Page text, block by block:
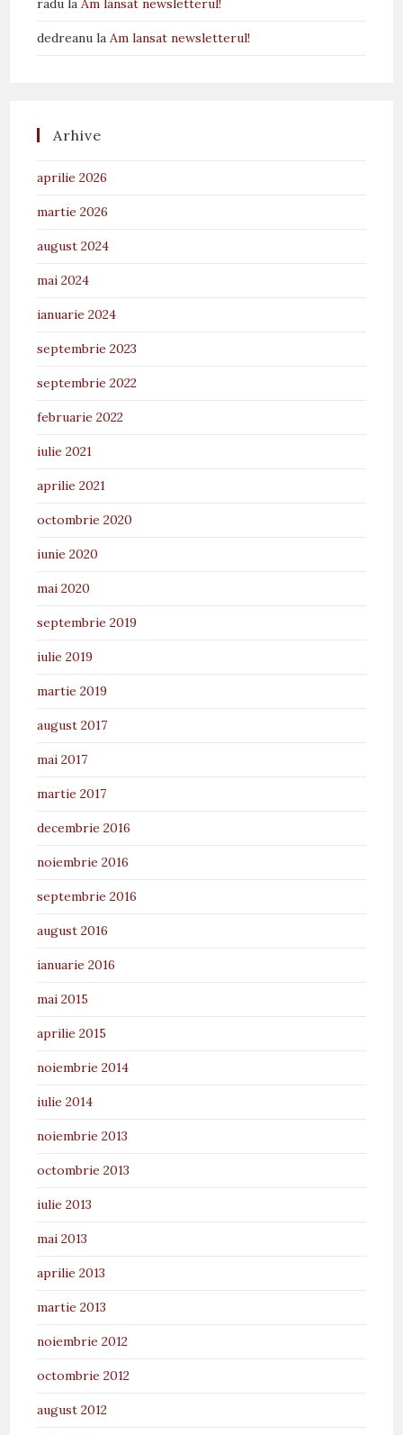
radu laAm lansat newsletterul!
dedreanu laAm lansat newsletterul!
Arhive
aprilie 2026
martie 2026
august 2024
mai 2024
ianuarie 2024
septembrie 2023
septembrie 2022
februarie 2022
iulie 2021
aprilie 2021
octombrie 2020
iunie 2020
mai 2020
septembrie 2019
iulie 2019
martie 2019
august 2017
mai 2017
martie 2017
decembrie 2016
noiembrie 2016
septembrie 2016
august 2016
ianuarie 2016
mai 2015
aprilie 2015
noiembrie 2014
iulie 2014
noiembrie 2013
octombrie 2013
iulie 2013
mai 2013
aprilie 2013
martie 2013
noiembrie 2012
octombrie 2012
august 2012